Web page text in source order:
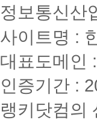
정보통신산
사이트명 :
대표도메인
인증기간 :
랭키닷컴의